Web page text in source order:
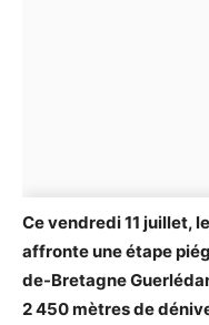
Ce vendredi 11 juillet,
affronte une étape
de-Bretagne
2 450 mètres de